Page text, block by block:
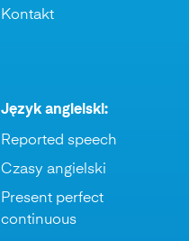
Kontakt
Język angielski:
Reported speech
Czasy angielski
Present perfect
continuous